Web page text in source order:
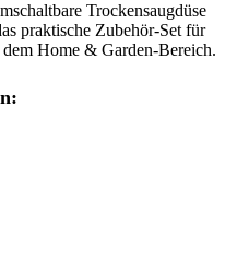
Trockensaugdüse
praktische Zubehör-Set für
Home & Garden-Bereich.